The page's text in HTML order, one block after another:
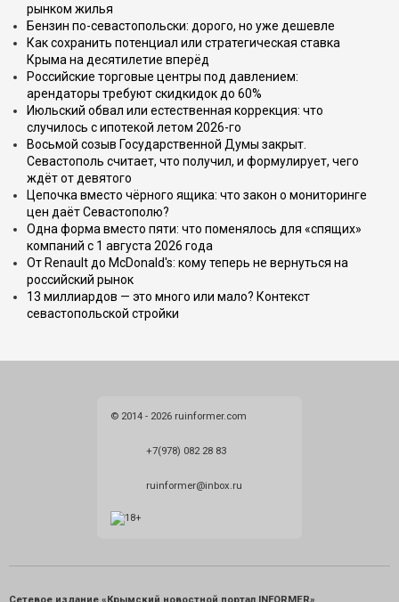
рынком жилья
Бензин по-севастопольски: дорого, но уже дешевле
Как сохранить потенциал или стратегическая ставка
Крыма на десятилетие вперёд
Российские торговые центры под давлением:
арендаторы требуют скидкидок до 60%
Июльский обвал или естественная коррекция: что
случилось с ипотекой летом 2026-го
Восьмой созыв Государственной Думы закрыт.
Севастополь считает, что получил, и формулирует, чего
ждёт от девятого
Цепочка вместо чёрного ящика: что закон о мониторинге
цен даёт Севастополю?
Одна форма вместо пяти: что поменялось для «спящих»
компаний с 1 августа 2026 года
От Renault до McDonald's: кому теперь не вернуться на
российский рынок
13 миллиардов — это много или мало? Контекст
севастопольской стройки
© 2014 - 2026 ruinformer.com
+7(978) 082 28 83
ruinformer@inbox.ru
Сетевое издание «Крымский новостной портал INFORMER»